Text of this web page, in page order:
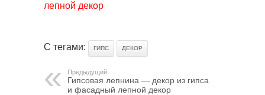
лепной декор
С тегами: ГИПС ДЕКОР
Предыдущий
Гипсовая лепнина — декор из гипса
и фасадный лепной декор